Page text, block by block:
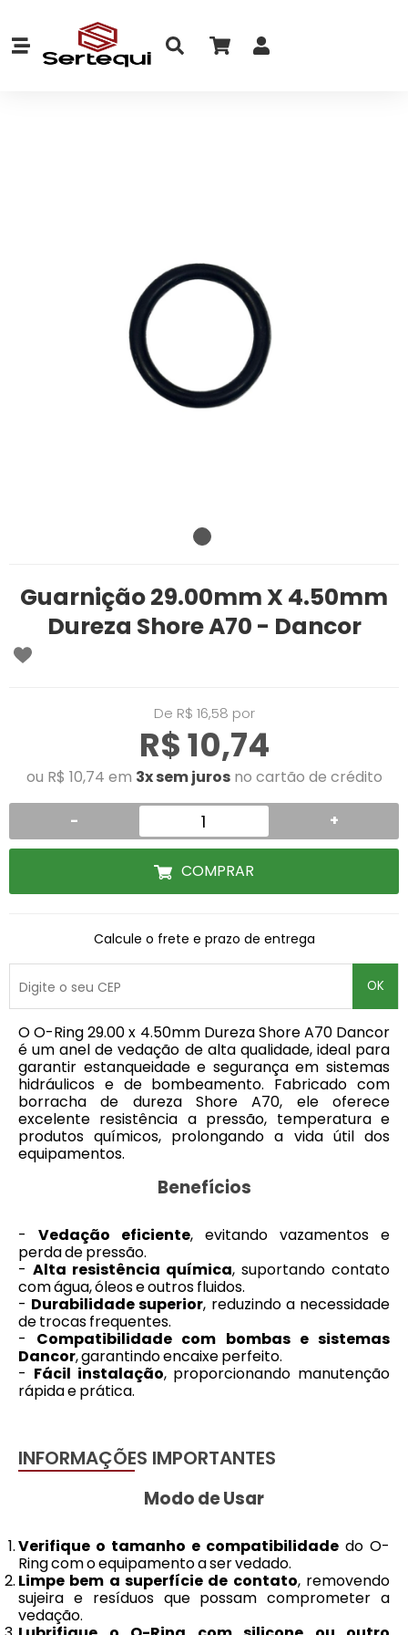
Guarnição 29.00mm X 4.50mm
Dureza Shore A70 - Dancor
De R$ 16,58 por
R$ 10,74
ou R$ 10,74 em 3x sem jurosno cartão de crédito
- +
COMPRAR
Calcule o frete e prazo de entrega
OK
O O-Ring 29.00 x 4.50mm Dureza Shore A70 Dancor
é um anel de vedação de alta qualidade, ideal para
garantir estanqueidade e segurança em sistemas
hidráulicos e de bombeamento. Fabricado com
borracha de dureza Shore A70, ele oferece
excelente resistência a pressão, temperatura e
produtos químicos, prolongando a vida útil dos
equipamentos.
Benefícios
- Vedação eficiente, evitando vazamentos e
perda de pressão.
- Alta resistência química, suportando contato
com água, óleos e outros fluidos.
- Durabilidade superior, reduzindo a necessidade
de trocas frequentes.
- Compatibilidade com bombas e sistemas
Dancor, garantindo encaixe perfeito.
- Fácil instalação, proporcionando manutenção
rápida e prática.
INFORMAÇÕES IMPORTANTES
Modo de Usar
Verifique o tamanho e compatibilidade do O-
Ring com o equipamento a ser vedado.
Limpe bem a superfície de contato, removendo
sujeira e resíduos que possam comprometer a
vedação.